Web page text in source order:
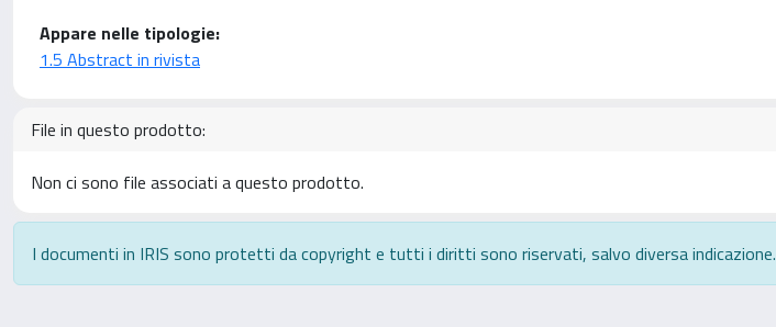
Appare nelle tipologie:
1.5 Abstract in rivista
File in questo prodotto:
Non ci sono file associati a questo prodotto.
I documenti in IRIS sono protetti da copyright e tutti i diritti sono riservati, salvo diversa indicazione.